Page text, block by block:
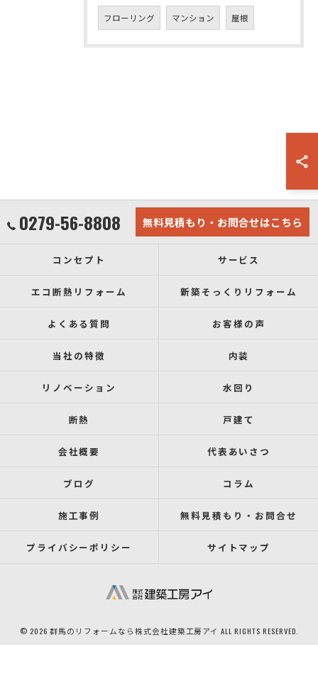
フローリング マンション 屋根
0279-56-8808 無料見積もり・お問合せはこちら
コンセプト サービス
エコ断熱リフォーム 新築そっくりリフォーム
よくある質問 お客様の声
当社の特徴 内装
リノベーション 水回り
断熱 戸建て
会社概要 代表あいさつ
ブログ コラム
施工事例 無料見積もり・お問合せ
プライバシーポリシー サイトマップ
© 2026 群馬のリフォームなら株式会社建築工房アイ ALL RIGHTS RESERVED.